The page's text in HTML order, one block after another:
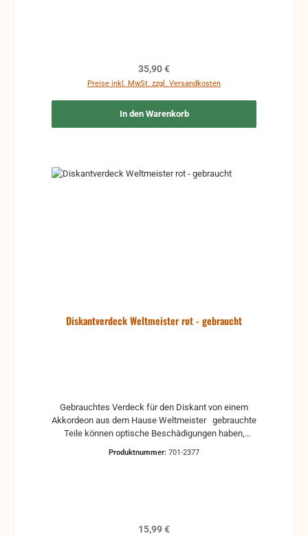
Regulärer Preis:
35,90 €
Preise inkl. MwSt. zzgl. Versandkosten
In den Warenkorb
Diskantverdeck Weltmeister rot - gebraucht
Gebrauchtes Verdeck für den Diskant von einem
Akkordeon aus dem Hause Weltmeister gebrauchte
Teile können optische Beschädigungen haben,
und die Produkte sind vom Umtausch
Produktnummer: 701-2377
Regulärer Preis:
15,99 €